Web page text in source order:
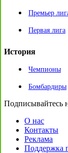
Премьер
Первая лига
История
Чемпионы
Бомбардиры
Подписывайтесь
О нас
Контакты
Реклама
Поддержка